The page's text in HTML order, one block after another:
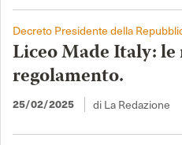
Decreto Presidente della
Liceo Made Italy:
regolamento.
25/02/2025 di La Redazione